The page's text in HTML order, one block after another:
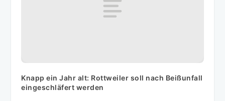
Knapp ein Jahr alt: Rottweiler soll nach Beißunfall
eingeschläfert werden